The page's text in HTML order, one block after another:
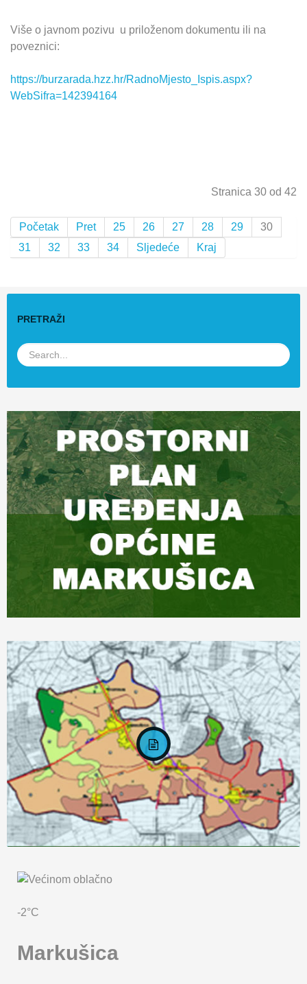
Više o javnom pozivu u priloženom dokumentu ili na
poveznici:
https://burzarada.hzz.hr/RadnoMjesto_Ispis.aspx?
WebSifra=142394164
Stranica 30 od 42
Početak Pret 25 26 27 28 29
30
31
32 33 34 Sljedeće Kraj
PRETRAŽI
-2°C
Markušica